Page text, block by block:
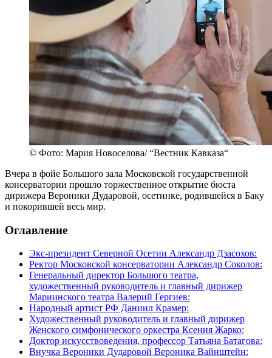
© Фото: Мария Новоселова/ “Вестник Кавказа“
Вчера в фойе Большого зала Московской государственной
консерватории прошло торжественное открытие бюста
дирижера Вероники Дударовой, осетинке, родившейся в Баку
и покорившей весь мир.
Оглавление
Экс-президент Северной Осетии Александр Дзасохов:
Ректор Московской консерватории Александр Соколов:
Генеральный директор Большого театра,
художественный руководитель и главный дирижер
Мариинского театра Валерий Гергиев:
Народный артист РФ Даниил Крамер:
Художественный руководитель и главный дирижер
Женского симфонического оркестра Ксения Жарко:
Доктор искусствоведения, профессор Татьяна Батагова:
Внучка Вероники Дударовой Вероника Вайнштейн: